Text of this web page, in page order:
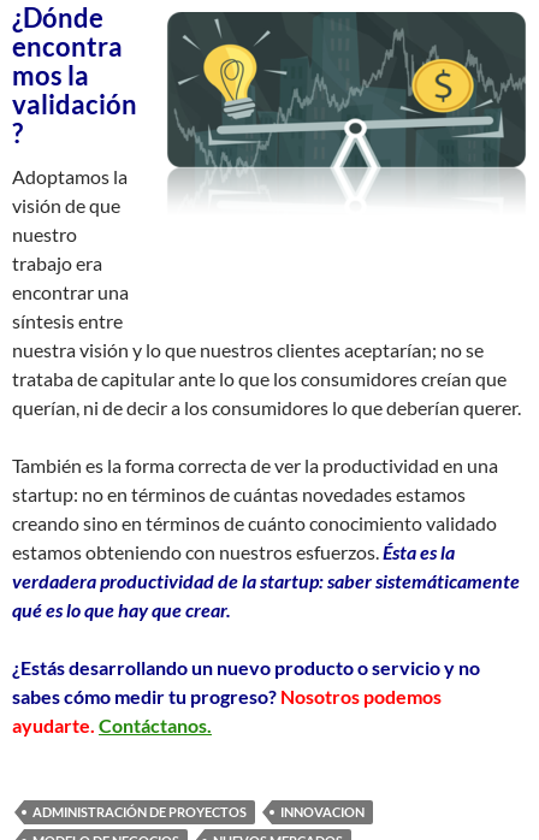
¿Dónde
encontra
mos la
validación
?
Adoptamos la
visión de que
nuestro
trabajo era
encontrar una
síntesis entre
nuestra visión y lo que nuestros clientes aceptarían; no se
trataba de capitular ante lo que los consumidores creían que
querían, ni de decir a los consumidores lo que deberían querer.
También es la forma correcta de ver la productividad en una
startup: no en términos de cuántas novedades estamos
creando sino en términos de cuánto conocimiento validado
estamos obteniendo con nuestros esfuerzos.Ésta es la
verdadera productividad de la startup: saber sistemáticamente
qué es lo que hay que crear.
¿Estás desarrollando un nuevo producto o servicio y no
sabes cómo medir tu progreso? Nosotros podemos
ayudarte. Contáctanos.
ADMINISTRACIÓN DE PROYECTOS
INNOVACION